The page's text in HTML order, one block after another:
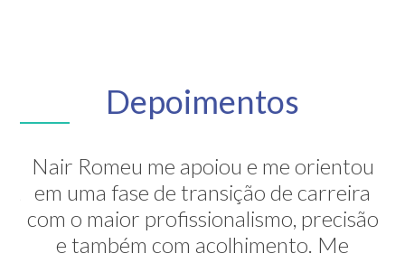
Depoimentos
Nair Romeu me apoiou e me orientou
em uma fase de transição de carreira
com o maior profissionalismo, precisão
e também com acolhimento. Me
A Nair é inesquecível! Através de sua
grande competência ela me mostrou
alternativas na minha transição de
carreira. E ela faz isso de uma maneira